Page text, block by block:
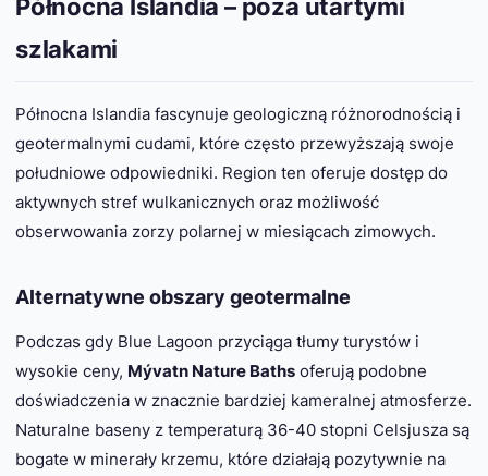
Północna Islandia – poza utartymi
szlakami
Północna Islandia fascynuje geologiczną różnorodnością i
geotermalnymi cudami, które często przewyższają swoje
południowe odpowiedniki. Region ten oferuje dostęp do
aktywnych stref wulkanicznych oraz możliwość
obserwowania zorzy polarnej w miesiącach zimowych.
Alternatywne obszary geotermalne
Podczas gdy Blue Lagoon przyciąga tłumy turystów i
wysokie ceny, Mývatn Nature Baths oferują podobne
doświadczenia w znacznie bardziej kameralnej atmosferze.
Naturalne baseny z temperaturą 36-40 stopni Celsjusza są
bogate w minerały krzemu, które działają pozytywnie na